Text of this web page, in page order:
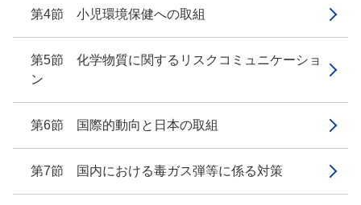
第4節 小児環境保健への取組
第5節 化学物質に関するリスクコミュニケーショ
ン
第6節 国際的動向と日本の取組
第7節 国内における毒ガス弾等に係る対策